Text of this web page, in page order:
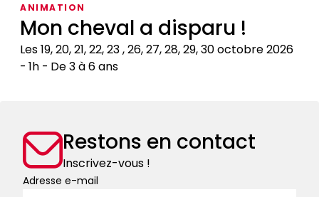
livres
de
chasse,
bestiaires
pour
un
usage
contemporain
art
Mon cheval a disparu !
Les 19, 20, 21, 22, 23 , 26, 27, 28, 29, 30 octobre 2026
1h
De 3 à 6 ans
ANIMATION
disparu
Restons en contact
Inscrivez-vous !
Adresse e-mail